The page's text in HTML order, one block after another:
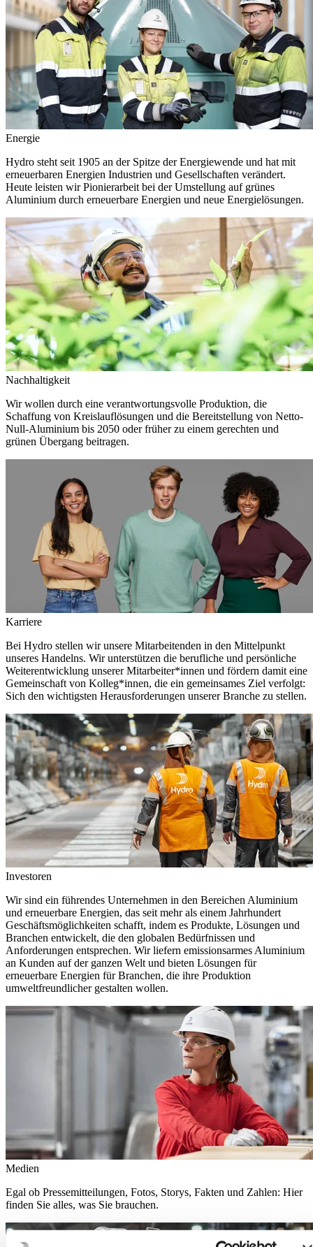
Energie
Hydro steht seit 1905 an der Spitze der Energiewende und hat mit
erneuerbaren Energien Industrien und Gesellschaften verändert.
Heute leisten wir Pionierarbeit bei der Umstellung auf grünes
Aluminium durch erneuerbare Energien und neue Energielösungen.
Nachhaltigkeit
Wir wollen durch eine verantwortungsvolle Produktion, die
Schaffung von Kreislauflösungen und die Bereitstellung von Netto-
Null-Aluminium bis 2050 oder früher zu einem gerechten und
grünen Übergang beitragen.
Karriere
Bei Hydro stellen wir unsere Mitarbeitenden in den Mittelpunkt
unseres Handelns. Wir unterstützen die berufliche und persönliche
Weiterentwicklung unserer Mitarbeiter*innen und fördern damit eine
Gemeinschaft von Kolleg*innen, die ein gemeinsames Ziel verfolgt:
Sich den wichtigsten Herausforderungen unserer Branche zu stellen.
Investoren
Wir sind ein führendes Unternehmen in den Bereichen Aluminium
und erneuerbare Energien, das seit mehr als einem Jahrhundert
Geschäftsmöglichkeiten schafft, indem es Produkte, Lösungen und
Branchen entwickelt, die den globalen Bedürfnissen und
Anforderungen entsprechen. Wir liefern emissionsarmes Aluminium
an Kunden auf der ganzen Welt und bieten Lösungen für
erneuerbare Energien für Branchen, die ihre Produktion
umweltfreundlicher gestalten wollen.
Medien
Egal ob Pressemitteilungen, Fotos, Storys, Fakten und Zahlen: Hier
finden Sie alles, was Sie brauchen.